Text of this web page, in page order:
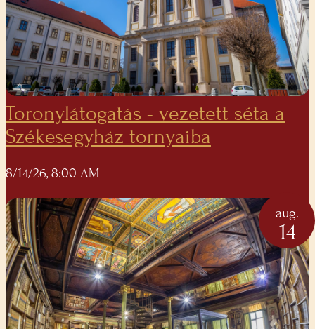
Toronylátogatás - vezetett séta a
Székesegyház tornyaiba
8/14/26, 8:00 AM
aug.
14